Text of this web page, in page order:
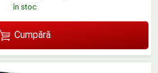
în stoc
Cumpără